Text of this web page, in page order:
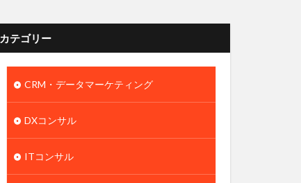
カテゴリー
CRM・データマーケティング
DXコンサル
ITコンサル